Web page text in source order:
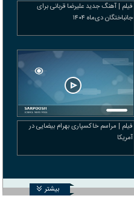
فیلم | آهنگ جدید علیرضا قربانی برای
جانباختگان دی‌ماه ۱۴۰۴
فیلم | مراسم خاکسپاری بهرام بیضایی در
آمریکا
بیشتر